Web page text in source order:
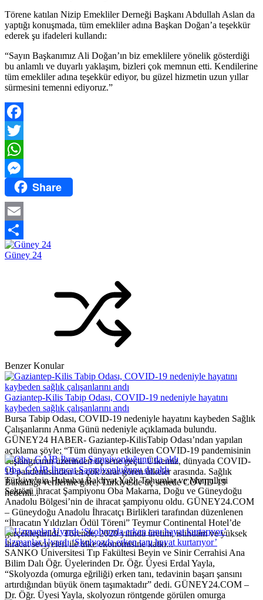
Törene katılan Nizip Emekliler Derneği Başkanı Abdullah Aslan da
yaptığı konuşmada, tüm emekliler adına Başkan Doğan’a teşekkür
ederek şu ifadeleri kullandı:
“Sayın Başkanımız Ali Doğan’ın biz emeklilere yönelik gösterdiği
bu anlamlı ve duyarlı yaklaşım, bizleri çok memnun etti. Kendilerine
tüm emekliler adına teşekkür ediyor, bu güzel hizmetin uzun yıllar
sürmesini temenni ediyoruz.”
Facebook
Twitter
WhatsApp
MessengerShare
Email
Share
Güney 24
Benzer Konular
Gaziantep-Kilis Tabip Odası, COVID-19 nedeniyle hayatını
kaybeden sağlık çalışanlarını andı
Bursa Tabip Odası, COVID-19 nedeniyle hayatını kaybeden Sağlık
Çalışanlarını Anma Günü nedeniyle açıklamada bulundu.
GÜNEY24 HABER- Gaziantep-KilisTabip Odası’ndan yapılan
açıklama şöyle; “Tüm dünyayı etkileyen COVID-19 pandemisinin
başlangıcının üzerinden üç sene geçti. Ülkemiz, dünyada COVID-
19 pandemisinden en çok zarar gören ülkeler arasında. Sağlık
Bakanlığı verilerine göre, Türkiye’de üç senede COVID-19
nedenli...
Oba, GAİB İhracat Şampiyonluğunu da aldı
Türkiye’nin Hububat Bakliyat Yağlı Tohumlar ve Mamulleri
Sektörü ihracat Şampiyonu Oba Makarna, Doğu ve Güneydoğu
Anadolu Bölgesi’nin de ihracat şampiyonu oldu. GÜNEY24.COM
– Güneydoğu Anadolu İhracatçı Birlikleri tarafından düzenlenen
“İhracatın Yıldızları Ödül Töreni” Teymur Continental Hotel’de
gerçekleştirildi. Törende, 2020 yılında üretim, istihdam ve yüksek
ihracat seviyeleri ile ülke ekonomisine katkı...
Uzmanlar Uyardı ‘Skolyozda erken tanı hayat kurtarıyor’
SANKO Üniversitesi Tıp Fakültesi Beyin ve Sinir Cerrahisi Ana
Bilim Dalı Öğr. Üyelerinden Dr. Öğr. Üyesi Erdal Yayla,
“Skolyozda (omurga eğriliği) erken tanı, tedavinin başarı şansını
artırdığından büyük önem taşımaktadır” dedi. GÜNEY24.COM –
Dr. Öğr. Üyesi Yayla, skolyozun röntgende görülen omurga